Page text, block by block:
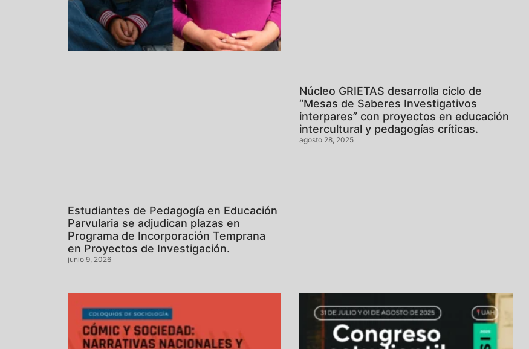
Estudiantes de Pedagogía en Educación
Parvularia se adjudican plazas en
Programa de Incorporación Temprana
en Proyectos de Investigación.
junio 9, 2026
Núcleo GRIETAS desarrolla ciclo de
“Mesas de Saberes Investigativos
interpares” con proyectos en educación
intercultural y pedagogías críticas.
agosto 28, 2025